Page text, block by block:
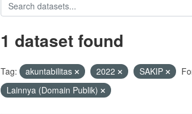
1 dataset found
Tag: akuntabilitas 2022 SAKIP
Lainnya (Domain Publik)